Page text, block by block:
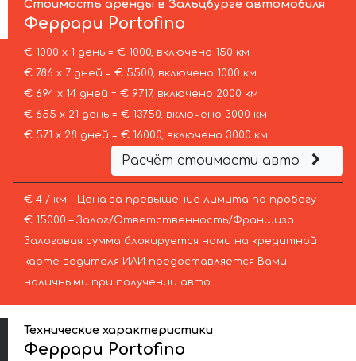
Стоимость аренды в Зальцбурге автомобиля
Феррари Portofino
€ 1000 х 1 день = € 1000, включено 150 км
€ 786 х 7 дней = € 5500, включено 1000 км
€ 694 х 14 дней = € 9717, включено 2000 км
€ 655 х 21 день = € 13750, включено 3000 км
€ 571 х 28 дней = € 16000, включено 3000 км
Расчёт стоимости авто
€ 4 / км – Цена за превышение лимита по пробегу
€ 15000 – Залог/Ответственность/Франшиза.
Залоговая сумма блокируется нами на кредитной
карте водителя ИЛИ предоставляется Вами
наличными при получении авто.
Технические характеристики
Феррари Portofino